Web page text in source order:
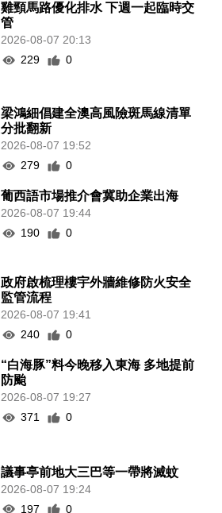
雞頸馬路優化排水 下週一起臨時交
管
2026-08-07 20:13
229
0
梁鴻細倡建全澳高風險斑馬線清單
分批翻新
2026-08-07 19:52
279
0
葡西語市場推介會冀助企業出海
2026-08-07 19:44
190
0
政府啟梳理樓宇外牆維修防火安全
監管流程
2026-08-07 19:41
240
0
“白海豚”料今晚移入東海 多地提前
防颱
2026-08-07 19:27
371
0
議事亭前地大三巴等一帶將滅蚊
2026-08-07 19:24
197
0